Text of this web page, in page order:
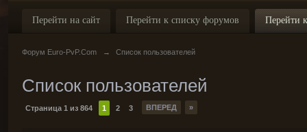
Перейти на сайт Перейти к списку форумов Перейти
Форум Euro-PvP.Com → Список пользователей
Список пользователей
Страница 1 из 864 1 2 3 ВПЕРЕД »